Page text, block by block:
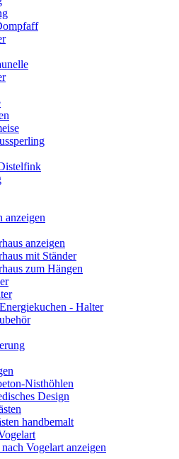
anzeigen
anzeigen
mit Ständer
zum Hängen
- Halter
Nisthöhlen
Design
handbemalt
Vogelart anzeigen